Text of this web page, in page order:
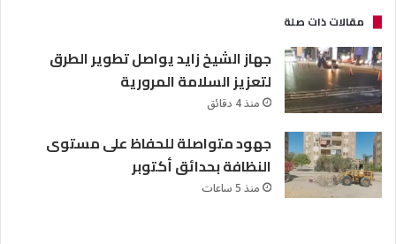
مقالات ذات صلة
جهاز الشيخ زايد يواصل تطوير الطرق
لتعزيز السلامة المرورية
منذ 4 دقائق
جهود متواصلة للحفاظ على مستوى
النظافة بحدائق أكتوبر
منذ 5 ساعات